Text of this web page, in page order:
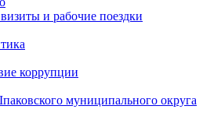
и рабочие поездки
коррупции
муниципального округа